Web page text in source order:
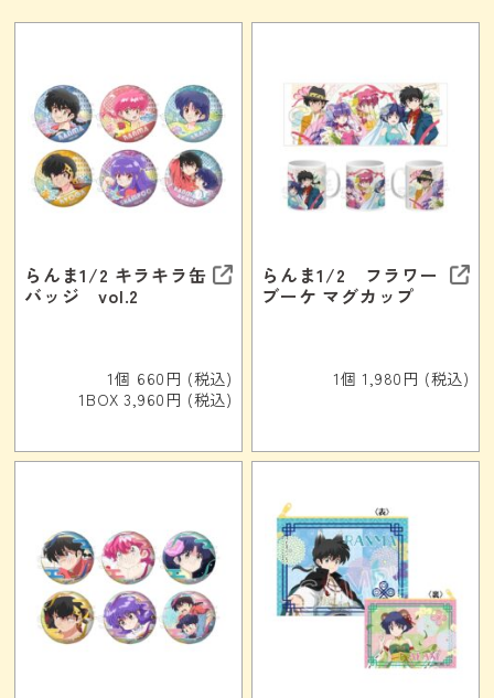
らんま1/2 キラキラ缶
バッジ vol.2
1個 660円 (税込)
1BOX 3,960円 (税込)
らんま1/2 フラワー
ブーケ マグカップ
1個 1,980円 (税込)